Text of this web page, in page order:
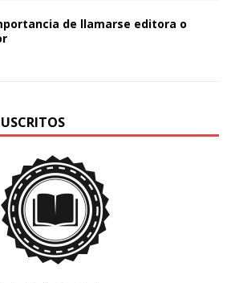
de llamarse editora o